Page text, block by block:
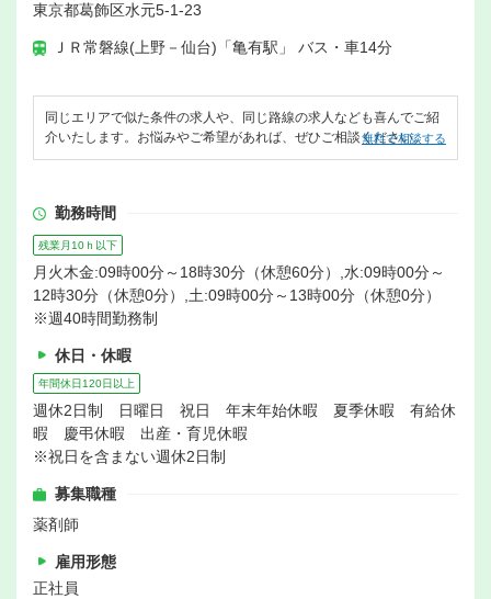
東京都葛飾区水元5-1-23
ＪＲ常磐線(上野－仙台)「亀有駅」 バス・車14分
同じエリアで似た条件の求人や、同じ路線の求人なども喜んでご紹
介いたします。お悩みやご希望があれば、ぜひご相談ください。
無料で相談する
勤務時間
残業月10ｈ以下
月火木金:09時00分～18時30分（休憩60分）,水:09時00分～
12時30分（休憩0分）,土:09時00分～13時00分（休憩0分）
※週40時間勤務制
休日・休暇
年間休日120日以上
週休2日制 日曜日 祝日 年末年始休暇 夏季休暇 有給休
暇 慶弔休暇 出産・育児休暇
※祝日を含まない週休2日制
募集職種
薬剤師
雇用形態
正社員